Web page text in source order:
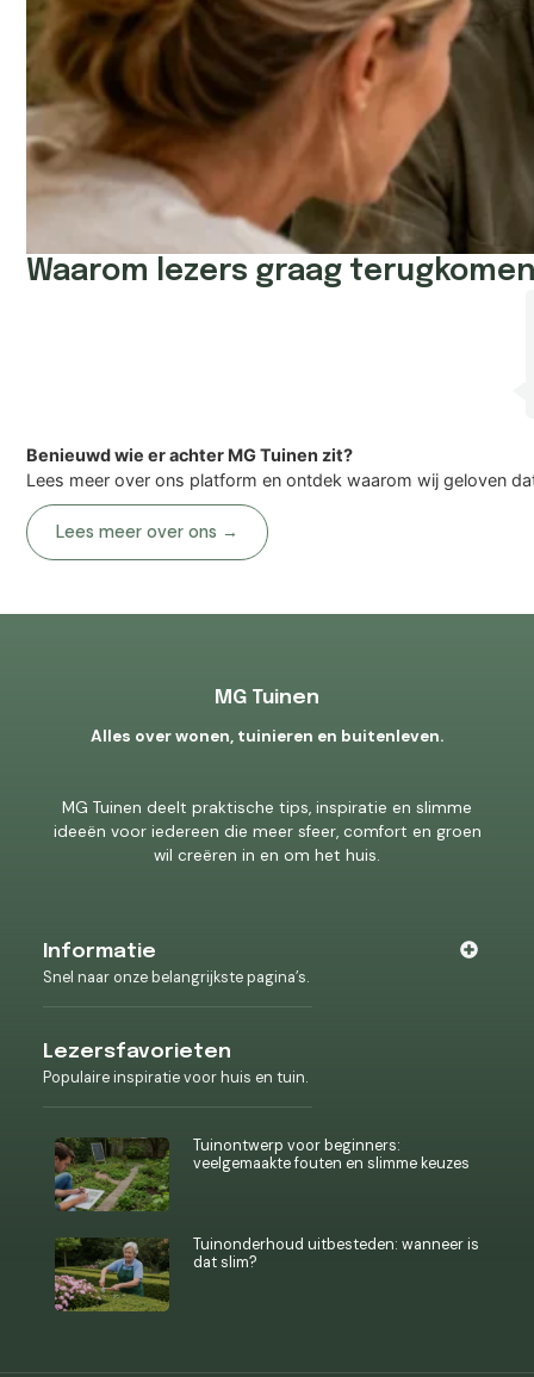
Waarom lezers graag
Benieuwd wie er achter MG Tuinen zit?
Lees meer over ons platform en ontdek waarom wij geloven
Lees meer over ons →
MG Tuinen
Alles over wonen, tuinieren en buitenleven.
MG Tuinen deelt praktische tips, inspiratie en slimme
ideeën voor iedereen die meer sfeer, comfort en groen
wil creëren in en om het huis.
Informatie
Snel naar onze belangrijkste pagina’s.
Lezersfavorieten
Populaire inspiratie voor huis en tuin.
Tuinontwerp voor beginners:
veelgemaakte fouten en slimme keuzes
Tuinonderhoud uitbesteden: wanneer is
dat slim?